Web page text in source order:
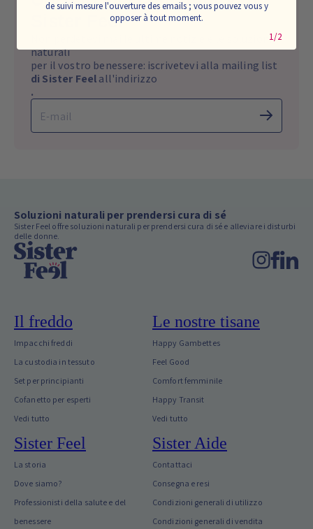
Sister Feel
Non perdetevi mai le ultime notizie e le soluzioni
naturali
per il vostro benessere: iscrivetevi alla mailing list
di Sister Feelall'indirizzo
.
Soluzioni naturali per prendersi cura di sé
Sister Feel offre soluzioni naturali per prendersi cura di sé e alleviare i disturbi
delle donne.
Il freddo
Impacchi freddi
La custodia in tessuto
Set per principianti
Cofanetto per esperti
Vedi tutto
Le nostre tisane
Happy Gambettes
Feel Good
Comfort femminile
Happy Transit
Vedi tutto
Sister Feel
La storia
Dove siamo?
Professionisti della salute e del
benessere
Sister Aide
Contattaci
Consegna e resi
Condizioni generali di utilizzo
Condizioni generali di vendita
de suivi mesure l'ouverture des emails ; vous pouvez vous y
opposer à tout moment.
1/2